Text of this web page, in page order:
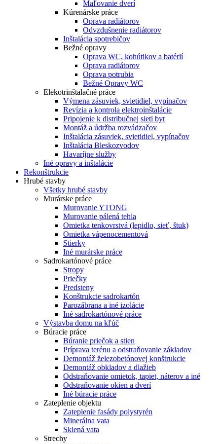
Maľovanie dverí
Kúrenárske práce
Oprava radiátorov
Odvzdušnenie radiátorov
Inštalácia spotrebičov
Bežné opravy
Oprava WC, kohútikov a batérií
Oprava radiátorov
Oprava potrubia
Bežné Opravy WC
Elekotrinštalačné práce
Výmena zásuviek, svietidiel, vypínačov
Revízia a kontrola elektroinštalácie
Pripojenie k distribučnej sieti byt
Montáž a údržba rozvádzačov
Inštalácia zásuviek, svietidiel, vypínačov
Inštalácia Bleskozvodov
Havaríjne služby
Iné opravy a inštalácie
Rekonštrukcie
Hrubé stavby
Všetky hrubé stavby
Murárske práce
Murovanie YTONG
Murovanie pálená tehla
Omietka tenkovrstvá (lepidlo, sieť, štuk)
Omietka vápenocementová
Stierky
Iné murárske práce
Sadrokartónové práce
Stropy
Priečky
Predsteny
Konštrukcie sadrokartón
Parozábrana a iné izolácie
Iné sadrokartónové práce
Výstavba domu na kľúč
Búracie práce
Búranie priečok a stien
Príprava terénu a odstraňovanie základov
Demontáž železobetónovej konštrukcie
Demontáž obkladov a dlažieb
Odstraňovanie omietok, tapiet, náterov a iné
Odstraňovanie okien a dverí
Iné búracie práce
Zateplenie objektu
Zateplenie fasády polystyrén
Minerálna vata
Sklená vata
Strechy